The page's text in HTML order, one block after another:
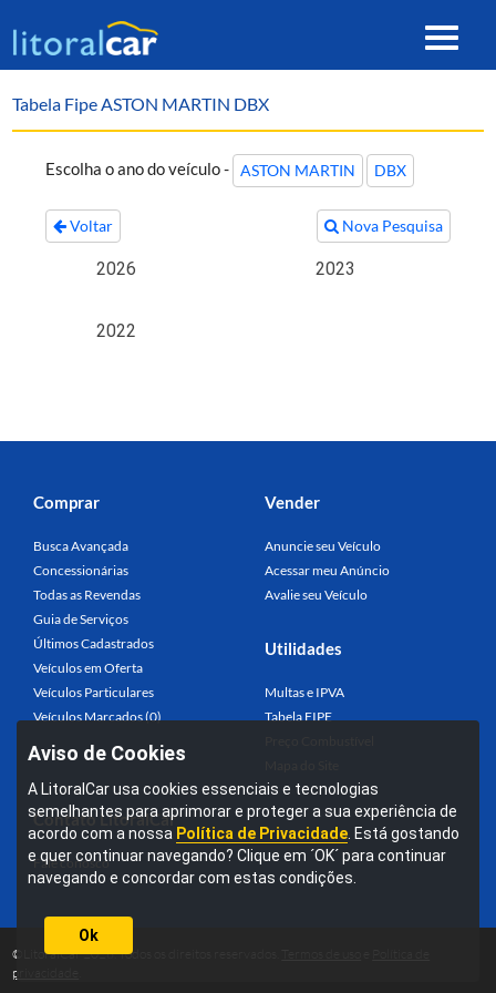
Toggle
Tabela Fipe ASTON MARTIN DBX
Escolha o ano do veículo - ASTON MARTIN DBX
Voltar Nova Pesquisa
2026 2023
2022
Comprar
Busca Avançada
Concessionárias
Todas as Revendas
Guia de Serviços
Últimos Cadastrados
Veículos em Oferta
Veículos Particulares
Veículos Marcados (0)
Vender
Anuncie seu Veículo
Acessar meu Anúncio
Avalie seu Veículo
Utilidades
Multas e IPVA
Tabela FIPE
Contato LitoralCar
Fale conosco
©LitoralCar 2026. Todos os direitos reservados.
privacidade
Aviso de Cookies
A LitoralCar usa cookies essenciais e tecnologias
semelhantes para aprimorar e proteger a sua experiência de
acordo com a nossa Política de Privacidade . Está gostando
e quer continuar navegando? Clique em ´OK´ para continuar
navegando e concordar com estas condições.
Ok